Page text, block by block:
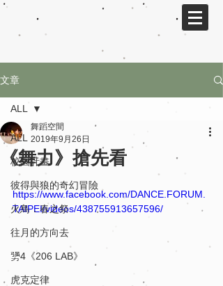
文章
ALL
校園計畫
彼得與狼的奇幻冒險
火鳥．春之祭
往月的方向去
勥4《206 LAB》
虎克定律
ALL
《舞力》搶先看
舞蹈空間
2019年9月26日
https://www.facebook.com/DANCE.FORUM.
TAIPEI/videos/438755913657596/